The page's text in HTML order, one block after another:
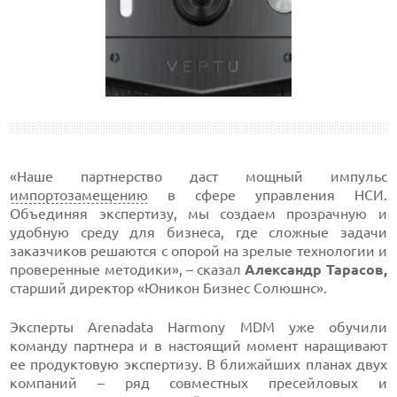
«Наше партнерство даст мощный импульс
импортозамещению в сфере управления НСИ.
Объединяя экспертизу, мы создаем прозрачную и
удобную среду для бизнеса, где сложные задачи
заказчиков решаются с опорой на зрелые технологии и
проверенные методики», – сказалАлександр Тарасов,
старший директор «Юникон Бизнес Солюшнс».
Эксперты Arenadata Harmony MDM уже обучили
команду партнера и в настоящий момент наращивают
ее продуктовую экспертизу. В ближайших планах двух
компаний – ряд совместных пресейловых и